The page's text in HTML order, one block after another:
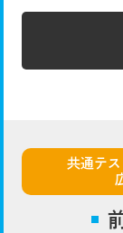
共通テ